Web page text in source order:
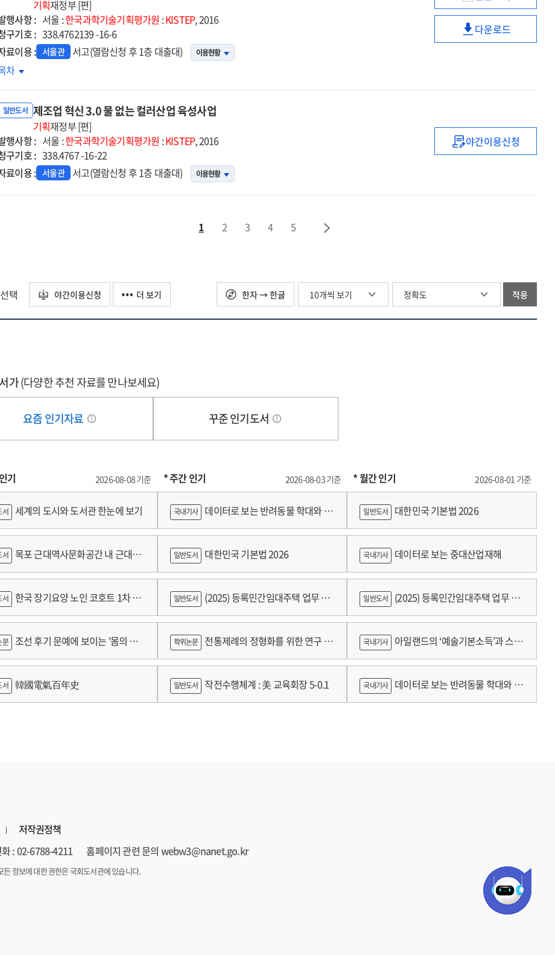
적정성
재검토
보고서
개발지원사업
:
2015년도
사업계획
적정성
재검토
기획재정부 [편]
행사항 : 서울 :한국과학기술기획평가원 :KISTEP, 2016
구기호 : 338.4762139 -16-6
료이용 : 서울관 서고(열람신청 후 1층 대출대) 이용현황
스마트
디바이스용
핵심부품
예비타당성조사
보고서
웨어러블
:
2014년도
다운로드
웨어러블
핵심부품
요소기술
개발산업
:
2014년도
차
일반도서 제조업 혁신 3.0 물 없는 컬러산업 육성사업
기획재정부 [편]
행사항 : 서울 :한국과학기술기획평가원 :KISTEP, 2016
구기호 : 338.4767 -16-22
료이용 : 서울관 서고(열람신청 후 1층 대출대) 이용현황
제조업
야간이용신청
1 2 3 4 5
택 야간이용신청 더 보기 한자 → 한글 적용
가(다양한 추천 자료를 만나보세요)
요즘 인기자료 꾸준 인기도서
기 2026-08-08 기준
서 세계의 도시와 도서관 한눈에 보기
서 목포 근대역사문화공간 내 근대건
재 기록화보고서
서 한국 장기요양 노인 코호트 1차 추
: 2024년 건강보험연구원 정규연구
문 조선 후기 문예에 보이는 '몸의 욕
' 양상 연구
서 韓國電氣百年史
* 주간 인기 2026-08-03 기준
국내기사 데이터로 보는 반려동물 학대와 분
쟁
일반도서 대한민국 기본법 2026
일반도서 (2025) 등록민간임대주택 업무 편
람
학위논문 전통제례의 정형화를 위한 연구 :
가제를 중심으로
일반도서 작전수행체계 : 美 교육회장 5-0.1
* 월간 인기 2026-08-01 기준
일반도서 대한민국 기본법 2026
국내기사 데이터로 보는 중대산업재해
일반도서 (2025) 등록민간임대주택 업무 편
람
국내기사 아일랜드의 ‘예술기본소득’과 스코
틀랜드의 예술인 소득보장정책 논의
국내기사 데이터로 보는 반려동물 학대와 분
저작권정책
: 02-6788-4211 홈페이지 관련 문의 webw3@nanet.go.kr
정보에 대한 권한은 국회도서관에 있습니다.